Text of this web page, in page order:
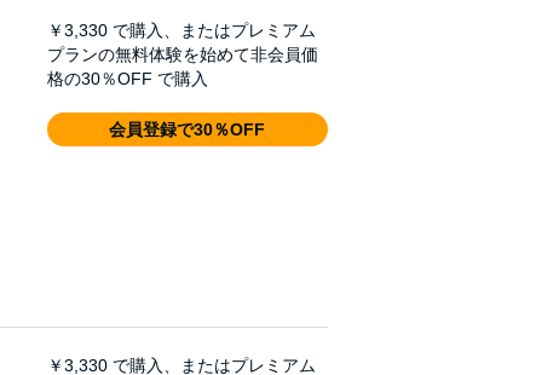
￥3,330 で購入、またはプレミアム
プランの無料体験を始めて非会員価
格の30％OFF で購入
会員登録で30％OFF
￥3,330 で購入、またはプレミアム